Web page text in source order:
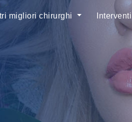
migliori chirurghi
Interventi